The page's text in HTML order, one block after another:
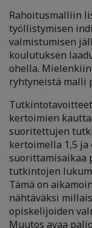
Rahoitusmalliin
työllistymisen
valmistumisen
koulutuksen
ohella.
ryhtyneistä malli
kertoimien
suoritettujen
kertoimella 1,5
suorittamisaikaa
tutkintojen
Tämä on
nähtäväksi
opiskelijoiden
Muutos avaa